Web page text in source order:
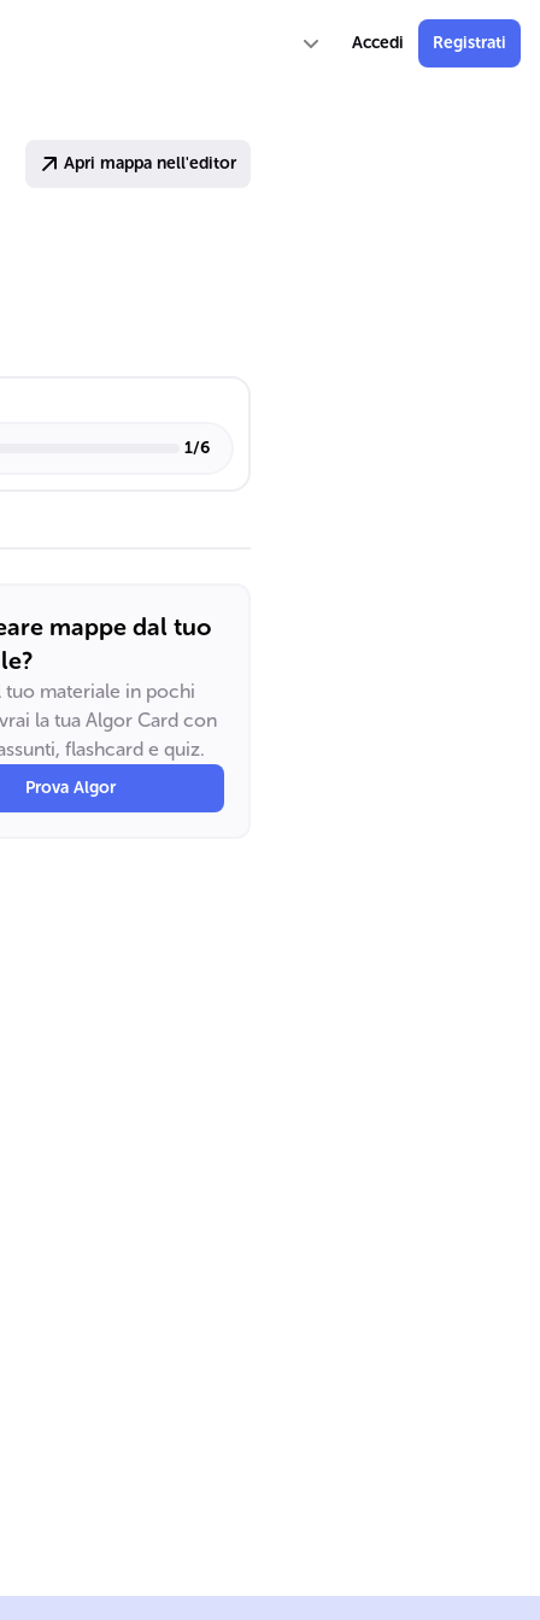
Accedi Registrati
Apri mappa nell'editor
1/6
mappe dal tuo
tuo materiale in pochi
la tua Algor Card con
flashcard e quiz.
Prova Algor